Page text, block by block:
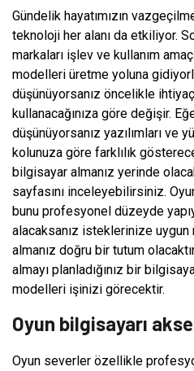
Gündelik hayatımızın
teknoloji her alanı da etkiliyor.
markaları işlev ve kullanım
modelleri üretme yoluna
düşünüyorsanız öncelikle
kullanacağınıza göre değişir.
düşünüyorsanız yazılımları ve
kolunuza göre farklılık
bilgisayar almanız yerinde
sayfasını inceleyebilirsiniz.
bunu profesyonel düzeyde
alacaksanız isteklerinize uygun
almanız doğru bir tutum
almayı planladığınız bir
modelleri işinizi görecektir.
Oyun bilgisayarı
Oyun severler özellikle